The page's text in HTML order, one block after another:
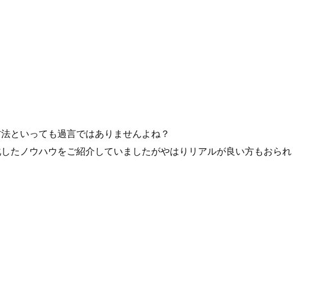
といっても過言ではありませんよね？
たノウハウをご紹介していましたがやはりリアルが良い方もおられ